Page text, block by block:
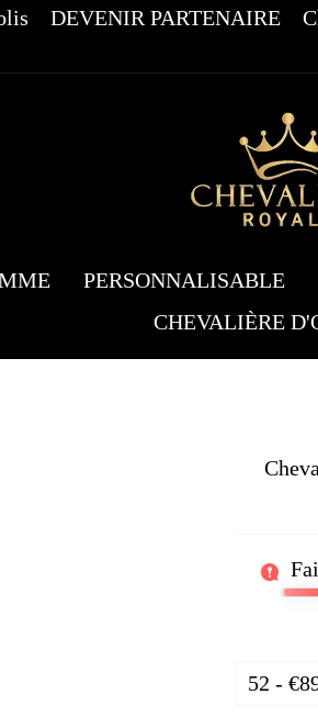
DEVENIR PARTENAIRE
PERSONNALISABLE
CHEVALIÈRE